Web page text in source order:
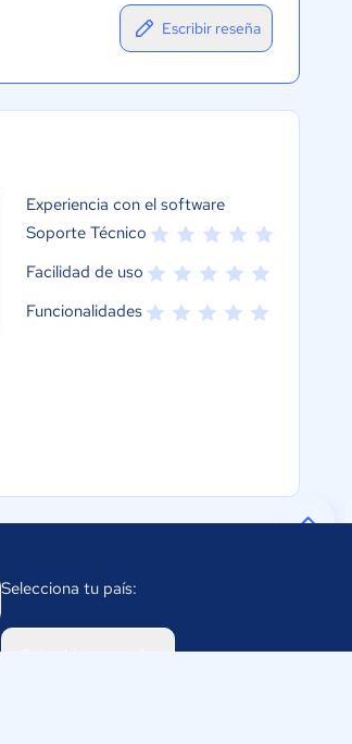
Escribir reseña
Experiencia con el software
Soporte Técnico
Facilidad de uso
Funcionalidades
Selecciona tu país: